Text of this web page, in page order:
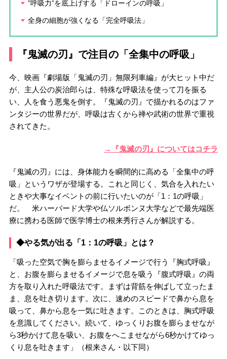
”呼吸力”を底上げする「ドローインの呼吸」
全身の細胞が強くなる「完全呼吸法」
『鬼滅の刃』で注目の「全集中の呼吸」
今、映画『劇場版「鬼滅の刃」無限列車編』が大ヒット中だ
が、主人公の炭治郎らは、特殊な呼吸法を使って刀を振る
い、人を食う悪鬼を倒す。『鬼滅の刃』で描かれるのはファ
ンタジーの世界だが、呼吸は古くから禅や武術の世界で重視
されてきた。
→『鬼滅の刃』についてはコチラ
『鬼滅の刃』には、身体能力を瞬間的に高める「全集中の呼
吸」というワザが登場する。これと同じく、気合を入れたい
ときや大事なイベントの前に行いたいのが「1：1の呼吸」
だ。 米ハーバード大学や仏ソルボンヌ大学などで最先端医
療に携わる医師で医学博士の根来秀行さんが解説する。
◆やる気が出る「1：1の呼吸」とは？
「吸った空気で胸を膨らませるイメージで行う『胸式呼吸』
と、お腹を膨らませるイメージで息を吸う『腹式呼吸』の両
方を取り入れた呼吸法です。まずは背筋を伸ばして立ったま
ま、息を吐き切ります。次に、速めのスピードで鼻から息を
吸って、鼻から息を一気に吐きます。このときは、胸式呼吸
を意識してください。続いて、ゆっくりお腹を膨らませなが
ら3秒かけて息を吸い、お腹をへこませながら6秒かけてゆっ
くり息を吐きます」（根来さん・以下同）